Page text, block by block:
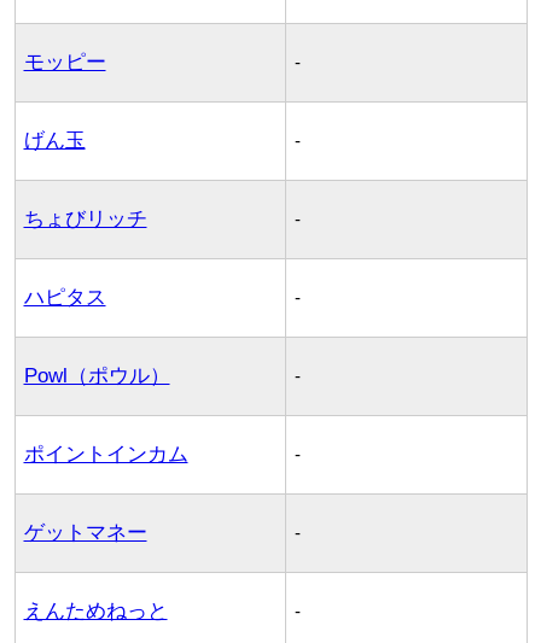
モッピー -
げん玉 -
ちょびリッチ -
ハピタス -
Powl（ポウル） -
ポイントインカム -
ゲットマネー -
えんためねっと -